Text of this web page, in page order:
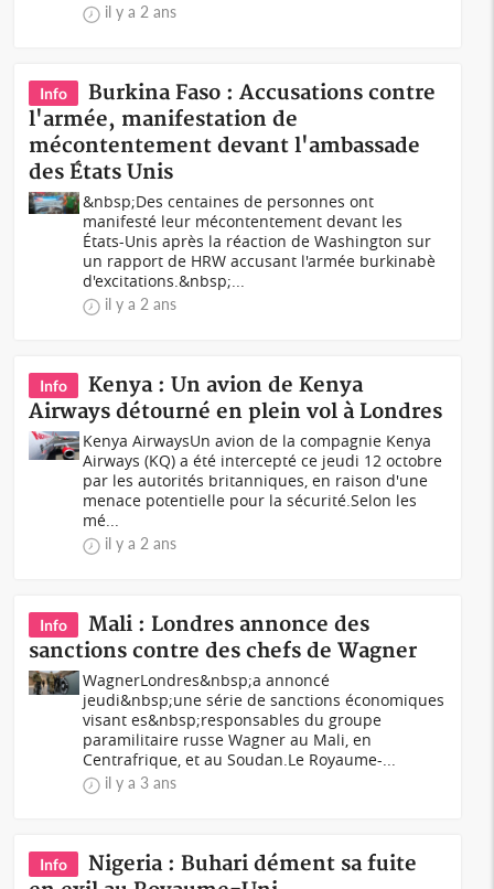
il y a 2 ans
Info
Burkina Faso : Accusations contre
l'armée, manifestation de
mécontentement devant l'ambassade
des États Unis
&nbsp;Des centaines de personnes ont
manifesté leur mécontentement devant les
États-Unis après la réaction de Washington sur
un rapport de HRW accusant l'armée burkinabè
d'excitations.&nbsp;...
il y a 2 ans
Info
Kenya : Un avion de Kenya
Airways détourné en plein vol à Londres
Kenya AirwaysUn avion de la compagnie Kenya
Airways (KQ) a été intercepté ce jeudi 12 octobre
par les autorités britanniques, en raison d'une
menace potentielle pour la sécurité.Selon les
mé...
il y a 2 ans
Info
Mali : Londres annonce des
sanctions contre des chefs de Wagner
WagnerLondres&nbsp;a annoncé
jeudi&nbsp;une série de sanctions économiques
visant es&nbsp;responsables du groupe
paramilitaire russe Wagner au Mali, en
Centrafrique, et au Soudan.Le Royaume-...
il y a 3 ans
Info
Nigeria : Buhari dément sa fuite